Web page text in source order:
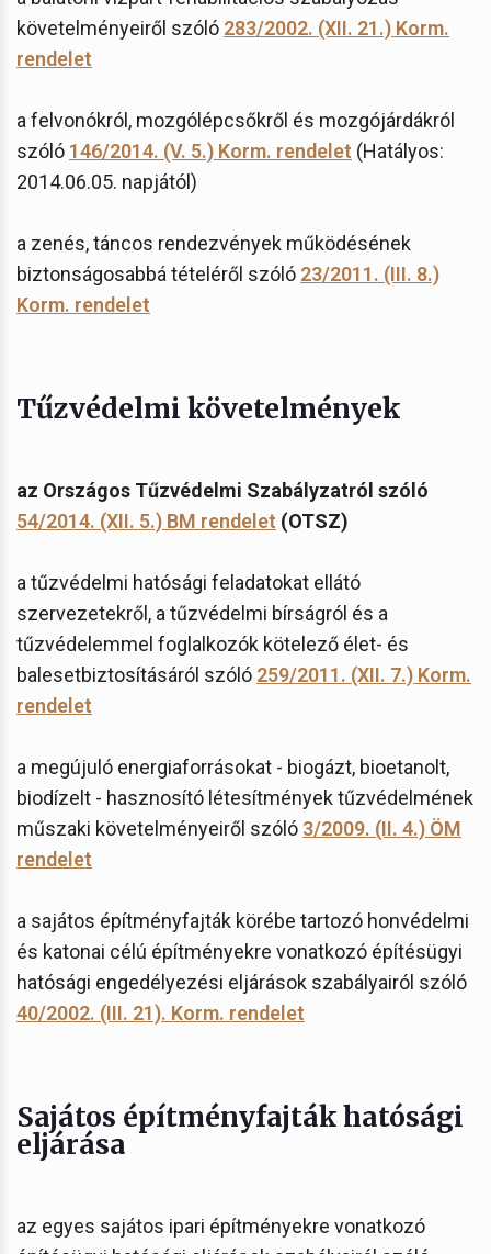
követelményeiről szóló 283/2002. (XII. 21.) Korm.
rendelet
a felvonókról, mozgólépcsőkről és mozgójárdákról
szóló 146/2014. (V. 5.) Korm. rendelet (Hatályos:
2014.06.05. napjától)
a zenés, táncos rendezvények működésének
biztonságosabbá tételéről szóló 23/2011. (III. 8.)
Korm. rendelet
Tűzvédelmi követelmények
az Országos Tűzvédelmi Szabályzatról szóló
54/2014. (XII. 5.) BM rendelet (OTSZ)
a tűzvédelmi hatósági feladatokat ellátó
szervezetekről, a tűzvédelmi bírságról és a
tűzvédelemmel foglalkozók kötelező élet- és
balesetbiztosításáról szóló 259/2011. (XII. 7.) Korm.
rendelet
a megújuló energiaforrásokat - biogázt, bioetanolt,
biodízelt - hasznosító létesítmények tűzvédelmének
műszaki követelményeiről szóló 3/2009. (II. 4.) ÖM
rendelet
a sajátos építményfajták körébe tartozó honvédelmi
és katonai célú építményekre vonatkozó építésügyi
hatósági engedélyezési eljárások szabályairól szóló
40/2002. (III. 21). Korm. rendelet
Sajátos építményfajták hatósági
eljárása
az egyes sajátos ipari építményekre vonatkozó